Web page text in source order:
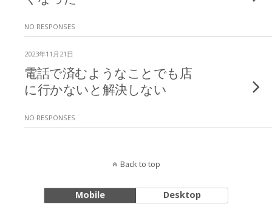
NO RESPONSES
2023年11月21日
電話で済むようなことでも店
に行かないと解決しない
NO RESPONSES
Back to top
Mobile Desktop